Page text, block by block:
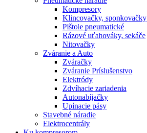
Kompresory
Klincovačky, sponkovačky
Pištole pneumatické
Rázové uťahováky, sekáče
Nitovačky
Zváranie a Auto
Zváračky
Zváranie Príslušenstvo
Elektródy
Zdvíhacie zariadenia
Autonabíjačky
Upínacie pásy
Stavebné náradie
Elektrocentrály